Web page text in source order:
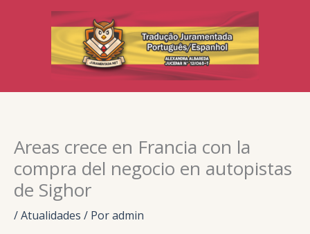
Areas crece en Francia con la
compra del negocio en autopistas
de Sighor
/Atualidades / Poradmin